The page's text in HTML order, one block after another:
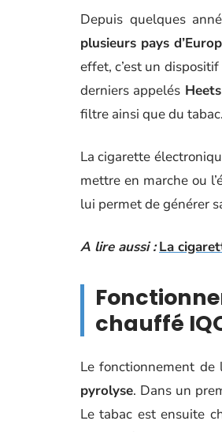
Depuis quelques
plusieurs pays
effet, c’est un
derniers appelés Heets
filtre ainsi que du tabac.
La cigarette
mettre en marche ou
lui permet de générer
A lire aussi : La
chauffé
Le fonctionnement de
pyrolyse. Dans un
Le tabac est ensuite